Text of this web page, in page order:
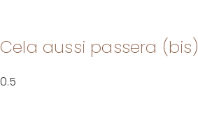
Cela aussi passera (bis)